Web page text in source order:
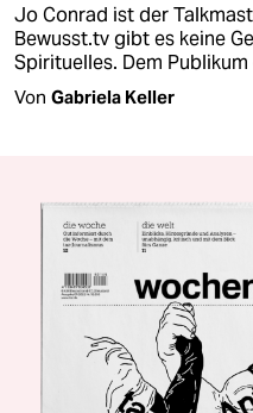
Jo Conrad ist der
Bewusst.tv gibt es keine
Spirituelles. Dem
Von Gabriela Keller